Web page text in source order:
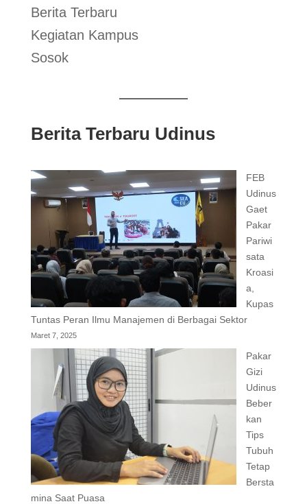
Berita Terbaru
Kegiatan Kampus
Sosok
Berita Terbaru Udinus
FEB
Udinus
Gaet
Pakar
Pariwi
sata
Kroasi
a,
Kupas
Tuntas Peran Ilmu Manajemen di Berbagai Sektor
Maret 7, 2025
Pakar
Gizi
Udinus
Beber
kan
Tips
Tubuh
Tetap
Bersta
mina Saat Puasa